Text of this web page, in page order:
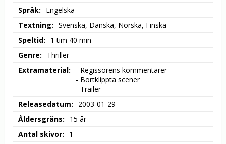
Språk
Engelska
Textning
Svenska, Danska, Norska, Finska
Speltid
1 tim 40 min
Genre
Thriller
Extramaterial
- Regissörens kommentarer
- Bortklippta scener
- Trailer
Releasedatum
2003-01-29
Åldersgräns
15 år
Antal skivor
1